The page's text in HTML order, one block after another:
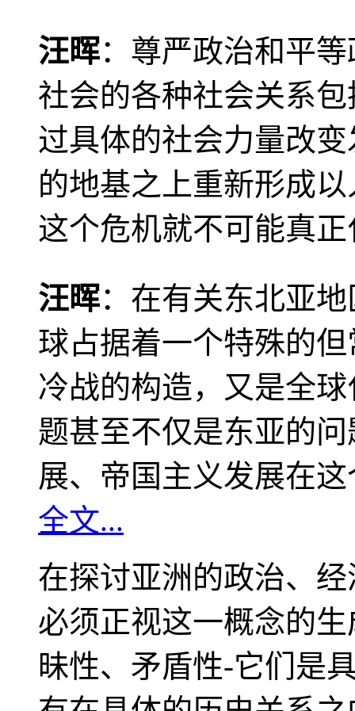
汪晖：尊严政治和平
社会的各种社会关系
过具体的社会力量改
的地基之上重新形成
这个危机就不可能真
汪晖：在有关东北亚
球占据着一个特殊的
冷战的构造，又是全
题甚至不仅是东亚的
展、帝国主义发展在
全文...
在探讨亚洲的政治、
必须正视这一概念的
昧性、矛盾性-它们是